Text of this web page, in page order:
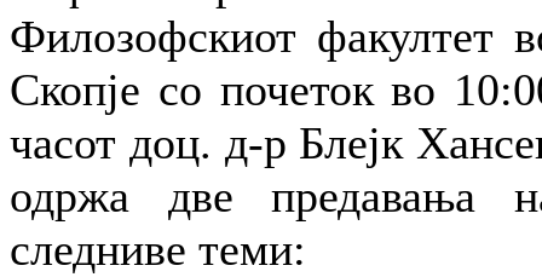
Филозофскиот факултет
Скопје со почеток во
часот доц. д-р Блејк
одржа две предавања
следниве теми: